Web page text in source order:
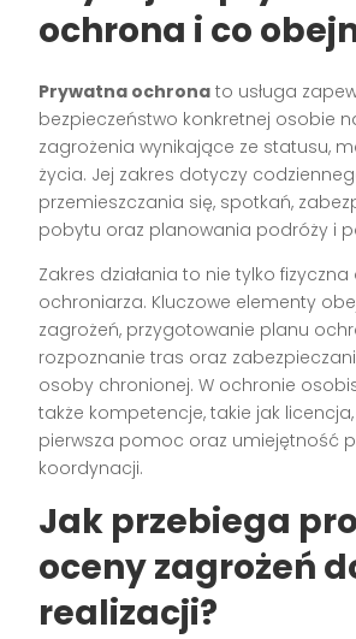
ochrona i co
Prywatna ochrona to usługa
bezpieczeństwo konkretnej osobie
zagrożenia wynikające ze statusu,
życia. Jej zakres dotyczy
przemieszczania się, spotkań,
pobytu oraz planowania podróży i
Zakres działania to nie tylko
ochroniarza. Kluczowe elementy
zagrożeń, przygotowanie planu
rozpoznanie tras oraz
osoby chronionej. W ochronie
także kompetencje, takie jak
pierwsza pomoc oraz umiejętność
koordynacji.
Jak przebiega
oceny zagrożeń
realizacji?